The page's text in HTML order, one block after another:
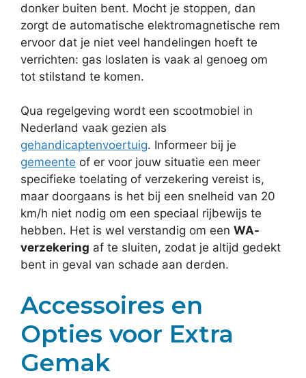
donker buiten bent. Mocht je stoppen, dan
zorgt de automatische elektromagnetische rem
ervoor dat je niet veel handelingen hoeft te
verrichten: gas loslaten is vaak al genoeg om
tot stilstand te komen.
Qua regelgeving wordt een scootmobiel in
Nederland vaak gezien als
gehandicaptenvoertuig. Informeer bij je
gemeente of er voor jouw situatie een meer
specifieke toelating of verzekering vereist is,
maar doorgaans is het bij een snelheid van 20
km/h niet nodig om een speciaal rijbewijs te
hebben. Het is wel verstandig om een WA-
verzekering af te sluiten, zodat je altijd gedekt
bent in geval van schade aan derden.
Accessoires en
Opties voor Extra
Gemak